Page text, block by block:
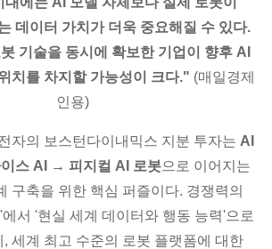
데이터 가치가 더욱 중요해질 수 있다.
기술을 동시에 확보한 기업이 향후 AI
치를 차지할 가능성이 크다." (매일경제
인용)
자의 보스턴다이내믹스 지분 투자는 AI
스 AI → 피지컬 AI 로봇으로 이어지는
구축을 위한 핵심 퍼즐이다. 경쟁력의
서 '현실 세계 데이터와 행동 능력'으로
세계 최고 수준의 로봇 플랫폼에 대한